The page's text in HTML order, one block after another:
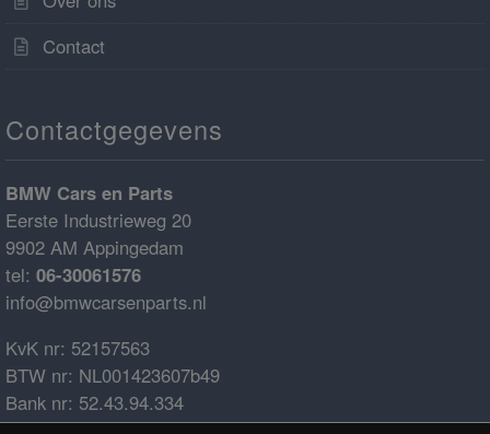
Contact
Contactgegevens
BMW Cars en Parts
Eerste Industrieweg 20
9902 AM Appingedam
tel: 06-30061576
info@bmwcarsenparts.nl
KvK nr: 52157563
BTW nr: NL001423607b49
Bank nr: 52.43.94.334